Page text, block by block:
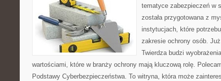
tematyce zabezpieczeń w
została przygotowana z
instytucjach, które
zakresie ochrony osób.
Twierdza budzi
wartościami, które w branży ochrony mają kluczową rolę.
Podstawy Cyberbezpieczeństwa. To witryna, która może